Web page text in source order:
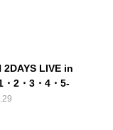
2DAYS LIVE in
・2・3・4・5-